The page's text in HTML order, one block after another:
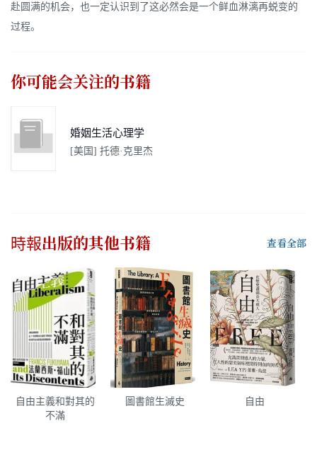
赴圆满的机会，也一定认识到了这必然会是一个鲜血淋漓再蜕变的
过程。
你可能会关注的书籍
婚姻生活心理学
[美国] 托德·克里杰
時報出版的其他书籍 查看全部
自由主義和對其的
不滿
圖書館生滅史
自由